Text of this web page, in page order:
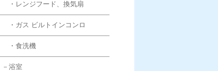
・レンジフード、換気扇
・ガス ビルトインコンロ
・食洗機
－浴室